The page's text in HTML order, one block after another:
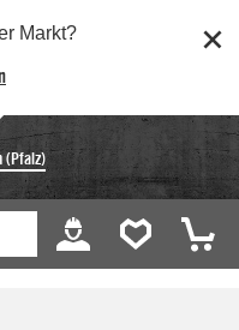
Markt?
(Pfalz)